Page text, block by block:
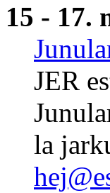
15 - 17.
JER
la